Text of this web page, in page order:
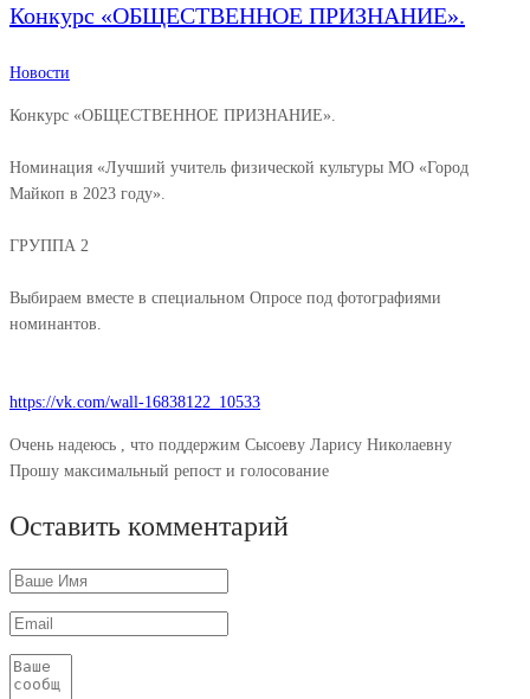
Конкурс «ОБЩЕСТВЕННОЕ ПРИЗНАНИЕ».
Новости
Конкурс «ОБЩЕСТВЕННОЕ ПРИЗНАНИЕ».
Номинация «Лучший учитель физической культуры МО «Город
Майкоп в 2023 году».
ГРУППА 2
Выбираем вместе в специальном Опросе под фотографиями
номинантов.
https://vk.com/wall-16838122_10533
Очень надеюсь , что поддержим Сысоеву Ларису Николаевну
Прошу максимальный репост и голосование
Оставить комментарий